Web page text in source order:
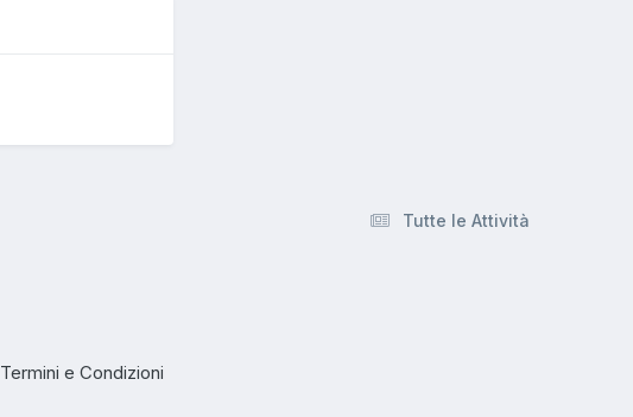
Tutte le Attività
Termini e Condizioni